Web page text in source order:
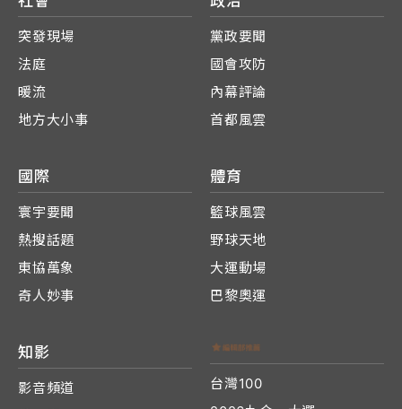
突發現場
法庭
暖流
地方大小事
黨政要聞
國會攻防
內幕評論
首都風雲
國際
寰宇要聞
熱搜話題
東協萬象
奇人妙事
體育
籃球風雲
野球天地
大運動場
巴黎奧運
知影
影音頻道
台灣100